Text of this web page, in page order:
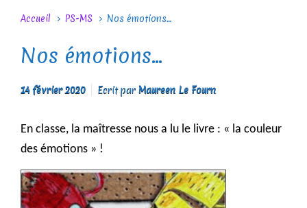
Accueil PS-MS Nos émotions…
Nos émotions…
14 février 2020 Ecrit par Maureen Le Fourn
En classe, la maîtresse nous a lu le livre : « la couleur
des émotions » !